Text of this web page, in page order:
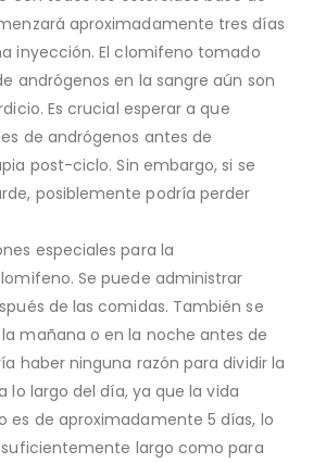
aproximadamente tres días
inyección. El clomifeno tomado
andrógenos en la sangre aún son
Es crucial esperar a que
de andrógenos antes de
post-ciclo. Sin embargo, si se
posiblemente podría perder
especiales para la
Se puede administrar
de las comidas. También se
mañana o en la noche antes de
haber ninguna razón para dividir la
lo largo del día, ya que la vida
es de aproximadamente 5 días, lo
largo como para